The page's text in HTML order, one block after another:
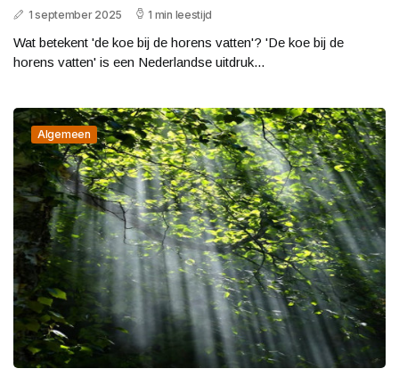
1 september 2025 1 min leestijd
Wat betekent 'de koe bij de horens vatten'? 'De koe bij de
horens vatten' is een Nederlandse uitdruk...
Algemeen